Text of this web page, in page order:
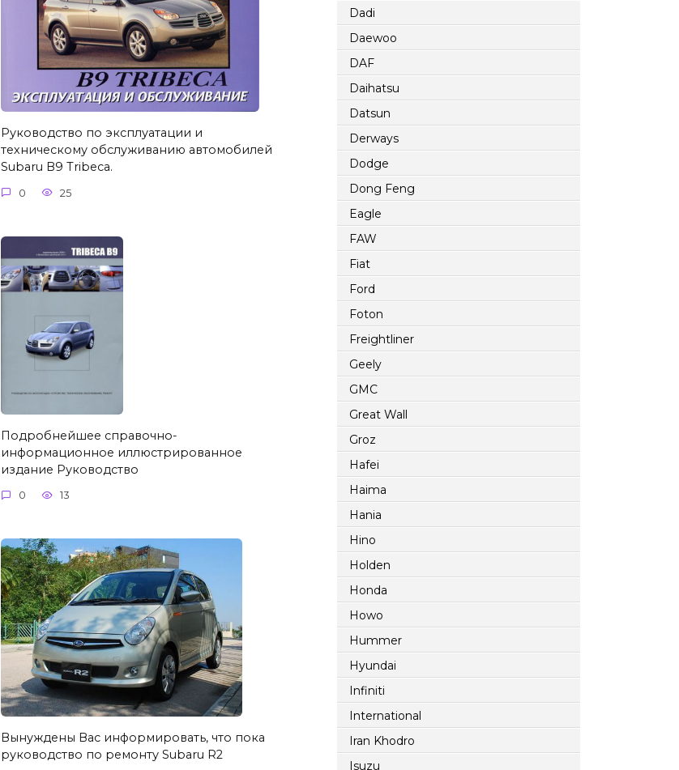
Руководство по эксплуатации и
техническому обслуживанию автомобилей
Subaru B9 Tribeca.
0 25
Подробнейшее справочно-
информационное иллюстрированное
издание Руководство
0 13
Вынуждены Вас информировать, что пока
руководство по ремонту Subaru R2
Dadi
Daewoo
DAF
Daihatsu
Datsun
Derways
Dodge
Dong Feng
Eagle
FAW
Fiat
Ford
Foton
Freightliner
Geely
GMC
Great Wall
Groz
Hafei
Haima
Hania
Hino
Holden
Honda
Howo
Hummer
Hyundai
Infiniti
International
Iran Khodro
Isuzu